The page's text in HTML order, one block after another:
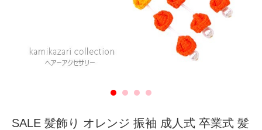
SALE 髪飾り オレンジ 振袖 成人式 卒業式 髪